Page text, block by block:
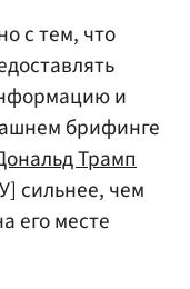
с тем, что
и
брифинге
Трамп
сильнее, чем
его месте